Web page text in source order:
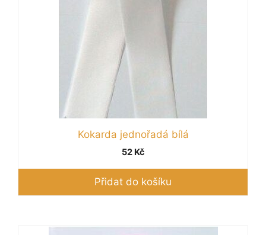
Kokarda jednořadá bílá
52 Kč
Přidat do košíku